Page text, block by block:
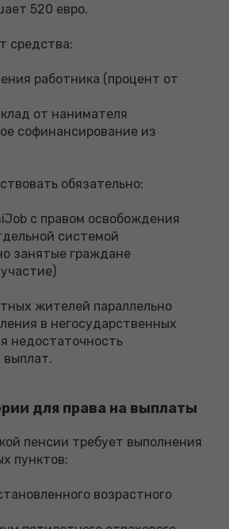
520 евро.
средства:
работника (процент от
от нанимателя
софинансирование из
обязательно:
с правом освобождения
системой
занятые граждане
жителей параллельно
в негосударственных
недостаточность
выплат.
для права на выплаты
пенсии требует выполнения
пунктов:
возрастного